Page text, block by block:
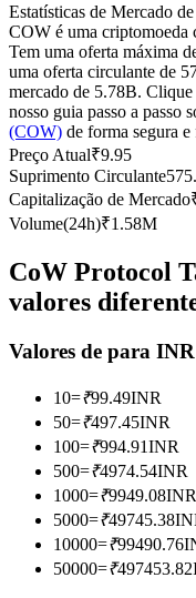
Copiar Trading
Junte-se aos
Torne-se um Trader
Desfrute da partilha
Estatísticas de Mercado
COW é uma criptomoeda
Tem uma oferta máxima
uma oferta circulante de
mercado de 5.78B. Clique
nosso guia passo a passo
(COW) de forma segura e
Preço Atual₹9.95
Suprimento Circulante
Capitalização de Mercado
Volume(24h)₹1.58M
CoW Protocol
valores
Valores de para
10=₹99.49INR
50=₹497.45INR
100=₹994.91INR
500=₹4974.54INR
1000=₹9949.08INR
5000=₹49745.38
10000=₹99490.76
50000=₹497453.82